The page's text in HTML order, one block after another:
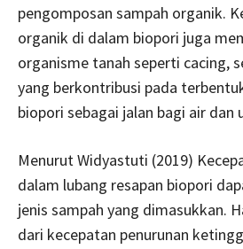
pengomposan sampah organik.
organik di dalam biopori juga
organisme tanah seperti cacing,
yang berkontribusi pada
biopori sebagai jalan bagi air dan
Menurut Widyastuti (2019)
dalam lubang resapan biopori
jenis sampah yang dimasukkan.
dari kecepatan penurunan